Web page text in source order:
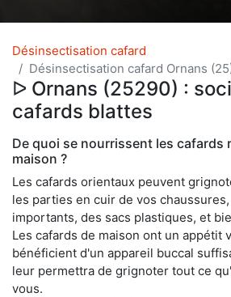
Désinsectisation cafard
Désinsectisation cafard Ornans
ᐅ Ornans (25290) :
cafards blattes
De quoi se nourrissent les cafards
maison ?
Les cafards orientaux peuvent
les parties en cuir de vos
importants, des sacs plastiques, et
Les cafards de maison ont un appétit
bénéficient d'un appareil buccal
leur permettra de grignoter tout ce
vous.